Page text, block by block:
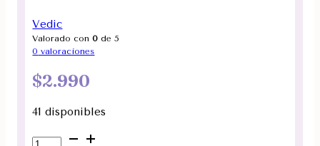
Vedic
Valorado con0 de 5
0 valoraciones
$2.990
41 disponibles
Incienso